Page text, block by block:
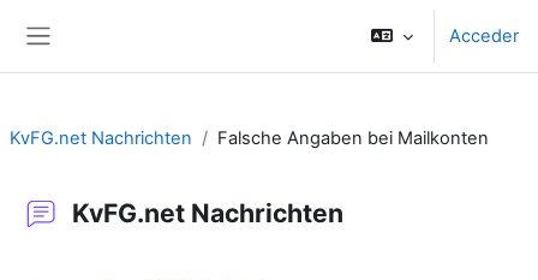
Acceder
KvFG.net Nachrichten Falsche Angaben bei Mailkonten
KvFG.net Nachrichten